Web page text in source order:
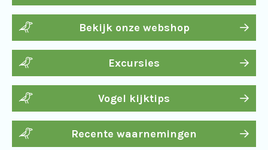
Bekijk onze webshop
Excursies
Vogel kijktips
Recente waarnemingen